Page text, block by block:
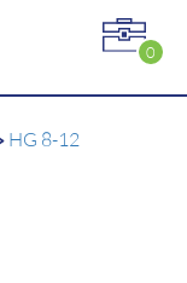
0
HG 8-12